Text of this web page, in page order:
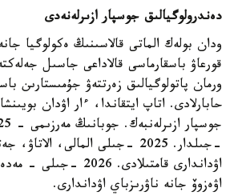
دەندرولوگيالىق جوسپار ازىرلەنەدى
ودان بولەك الماتى قالاسىنىڭ ەكولوگيا
قورعاۋ باسقارماسى قالاداعى جاسىل
ورمان پاتولوگيالىق زەرتتەۋ جۇمىستارىن
حابارلادى. اتاپ ايتقاندا، ءار اۋدان
-جىلدار. 2025 -جىلى المالى،
اۋداندارى قامتىلادى.
اۋەزوۆ جانە ناۋرىزباي اۋداندارى.